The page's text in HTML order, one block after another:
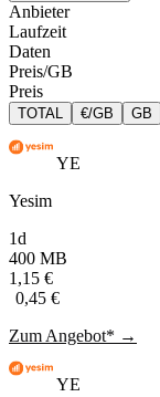
Anbieter
Laufzeit
Daten
Preis/GB
Preis
TOTAL €/GB GB
YE
Yesim
1d
400 MB
1,15 €
0,45 €
Zum Angebot* →
YE